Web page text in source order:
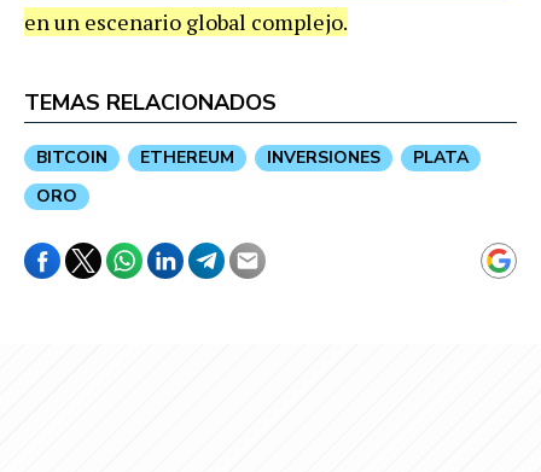
en un escenario global complejo.
TEMAS RELACIONADOS
BITCOIN ETHEREUM INVERSIONES
PLATA
ORO